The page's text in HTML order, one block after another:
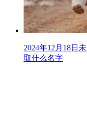
2024年12月18日
取什么名字